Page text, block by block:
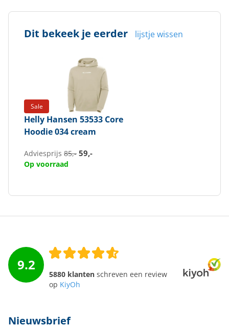
Dit bekeek je eerder lijstje wissen
Sale
Helly Hansen 53533 Core
Hoodie 034 cream
Adviesprijs 85,- 59,-
Op voorraad
9.2
5880 klanten schreven een review
op KiyOh
Nieuwsbrief